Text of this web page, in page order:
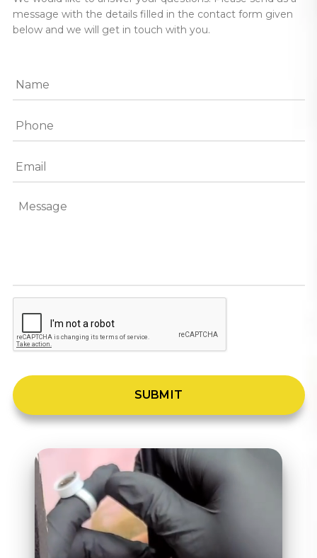
message with the details filled in the contact form given
below and we will get in touch with you.